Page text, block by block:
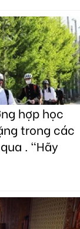
hợp học
trong các
. "Hãy